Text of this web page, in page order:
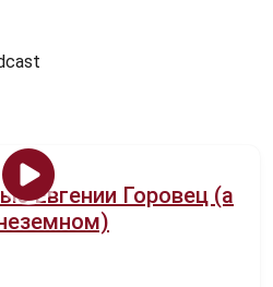
Евгении Горовец (а